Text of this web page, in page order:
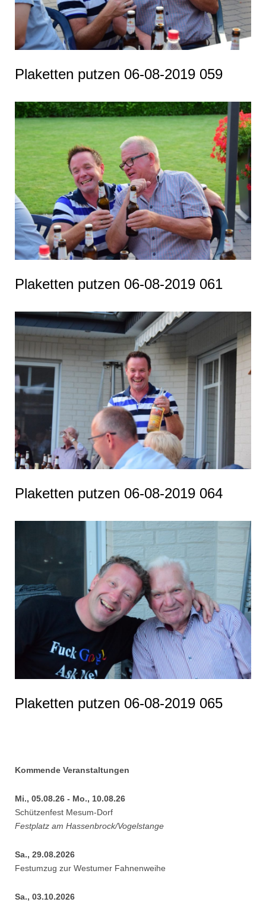
Plaketten putzen 06-08-2019 059
Plaketten putzen 06-08-2019 061
Plaketten putzen 06-08-2019 064
Plaketten putzen 06-08-2019 065
Kommende Veranstaltungen
Mi., 05.08.26 - Mo., 10.08.26
Schützenfest Mesum-Dorf
Festplatz am Hassenbrock/Vogelstange
Sa., 29.08.2026
Festumzug zur Westumer Fahnenweihe
Sa., 03.10.2026